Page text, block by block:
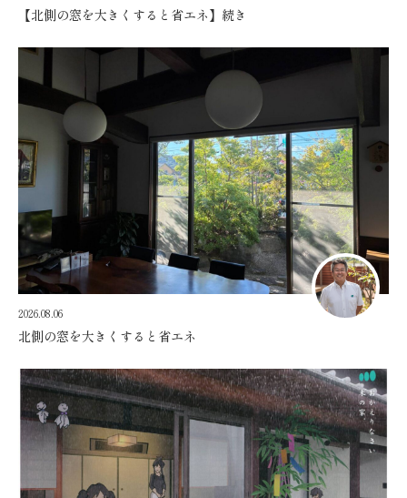
【北側の窓を大きくすると省エネ】続き
2026.08.06
北側の窓を大きくすると省エネ